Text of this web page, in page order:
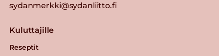
sydanmerkki@sydanliitto.fi
Kuluttajille
Reseptit